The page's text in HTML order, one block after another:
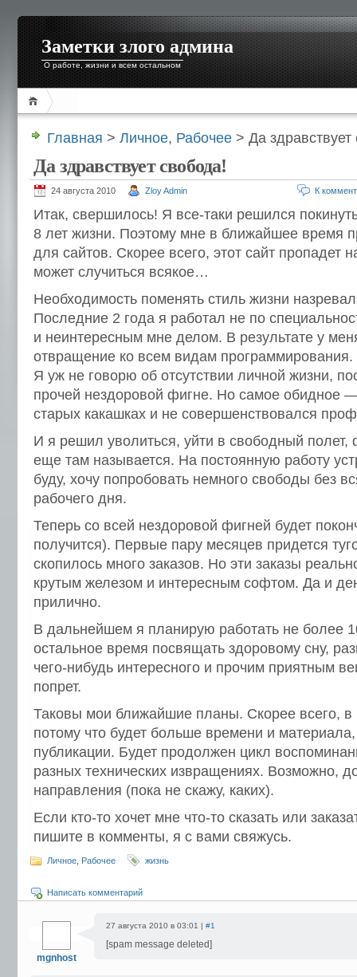
Заметки злого админа
О работе, жизни и всем остальном
Главная > Личное, Рабочее > Да
Да здравствует свобода!
24 августа 2010 Zloy Admin К
Итак, свершилось! Я все-таки решился
8 лет жизни. Поэтому мне в ближайшее время
для сайтов. Скорее всего, этот сайт пропадет
может случиться всякое…
Необходимость поменять стиль жизни
Последние 2 года я работал не по
и неинтересным мне делом. В результате у
отвращение ко всем видам
Я уж не говорю об отсутствии личной жизни,
прочей нездоровой фигне. Но самое обидное —
старых какашках и не совершенствовался
И я решил уволиться, уйти в свободный полет,
еще там называется. На постоянную работу
буду, хочу попробовать немного свободы без
рабочего дня.
Теперь со всей нездоровой фигней будет
получится). Первые пару месяцев придется
скопилось много заказов. Но эти заказы
крутым железом и интересным софтом. Да и
прилично.
В дальнейшем я планирую работать не более
остальное время посвящать здоровому сну,
чего-нибудь интересного и прочим приятным
попрет.
Таковы мои ближайшие планы. Скорее всего, в
потому что будет больше времени и
публикации. Будет продолжен цикл
разных технических извращениях. Возможно,
направления (пока не скажу, каких).
Если кто-то хочет мне что-то сказать или
пишите в комменты, я с вами свяжусь.
Личное Рабочее жизнь
Написать комментарий
mgnhost
27 августа 2010 в 03:01 | #1
[spam message deleted]